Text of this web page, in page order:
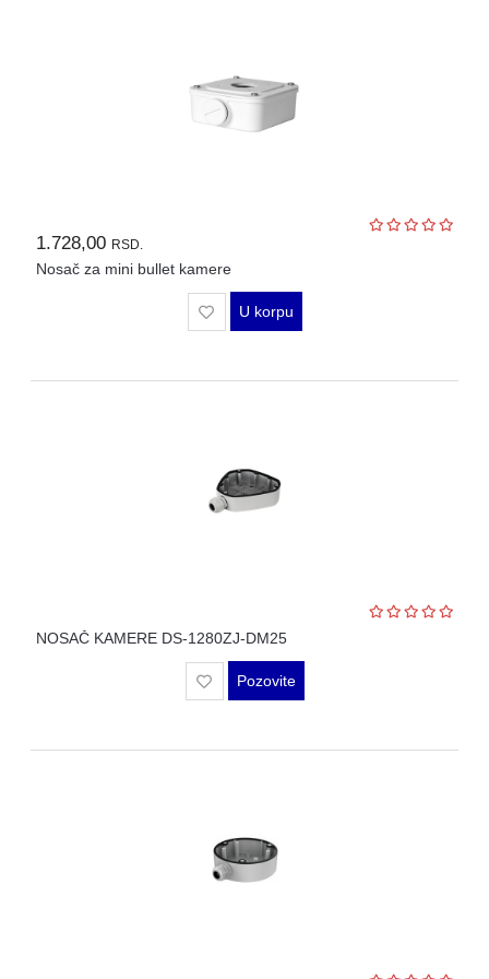
1.728,00 RSD.
Nosač za mini bullet kamere
U korpu
NOSAČ KAMERE DS-1280ZJ-DM25
Pozovite